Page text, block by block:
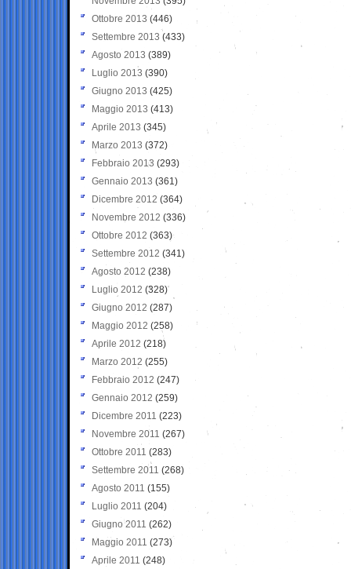
Ottobre 2013 (446)
Settembre 2013 (433)
Agosto 2013 (389)
Luglio 2013 (390)
Giugno 2013 (425)
Maggio 2013 (413)
Aprile 2013 (345)
Marzo 2013 (372)
Febbraio 2013 (293)
Gennaio 2013 (361)
Dicembre 2012 (364)
Novembre 2012 (336)
Ottobre 2012 (363)
Settembre 2012 (341)
Agosto 2012 (238)
Luglio 2012 (328)
Giugno 2012 (287)
Maggio 2012 (258)
Aprile 2012 (218)
Marzo 2012 (255)
Febbraio 2012 (247)
Gennaio 2012 (259)
Dicembre 2011 (223)
Novembre 2011 (267)
Ottobre 2011 (283)
Settembre 2011 (268)
Agosto 2011 (155)
Luglio 2011 (204)
Giugno 2011 (262)
Maggio 2011 (273)
Aprile 2011 (248)